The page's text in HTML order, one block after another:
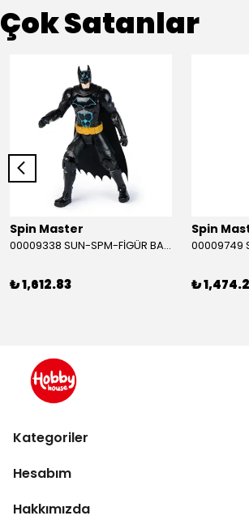
Çok Satanlar
Spin Master
00009338 SUN-SPM-FİGÜR BATMAN NİNJA STRIKE 30 CM. EXC.
₺ 1,612.83
Spin
₺
Kategoriler
Hesabım
Hakkımızda